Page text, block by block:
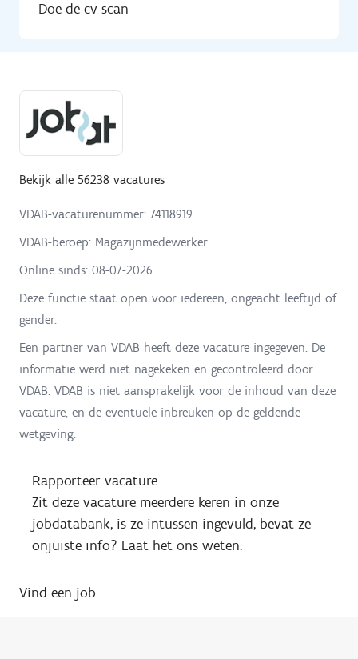
Doe de cv-scan
Bekijk alle 56238 vacatures
VDAB-vacaturenummer: 74118919
VDAB-beroep: Magazijnmedewerker
Online sinds: 08-07-2026
Deze functie staat open voor iedereen, ongeacht leeftijd of
gender.
Een partner van VDAB heeft deze vacature ingegeven. De
informatie werd niet nagekeken en gecontroleerd door
VDAB. VDAB is niet aansprakelijk voor de inhoud van deze
vacature, en de eventuele inbreuken op de geldende
wetgeving.
Rapporteer vacature
Zit deze vacature meerdere keren in onze
jobdatabank, is ze intussen ingevuld, bevat ze
onjuiste info? Laat het ons weten.
Vind een job